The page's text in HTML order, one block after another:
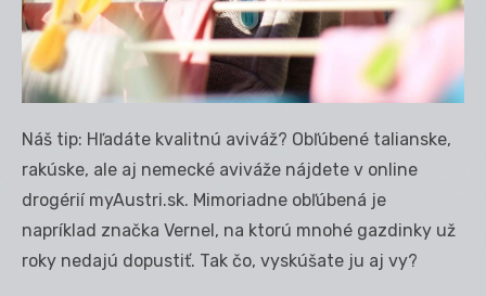
Náš tip: Hľadáte kvalitnú aviváž? Obľúbené talianske,
rakúske, ale aj nemecké aviváže nájdete v online
drogérií myAustri.sk. Mimoriadne obľúbená je
napríklad značka Vernel, na ktorú mnohé gazdinky už
roky nedajú dopustiť. Tak čo, vyskúšate ju aj vy?